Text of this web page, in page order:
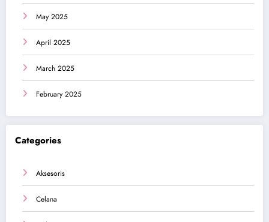
May 2025
April 2025
March 2025
February 2025
Categories
Aksesoris
Celana